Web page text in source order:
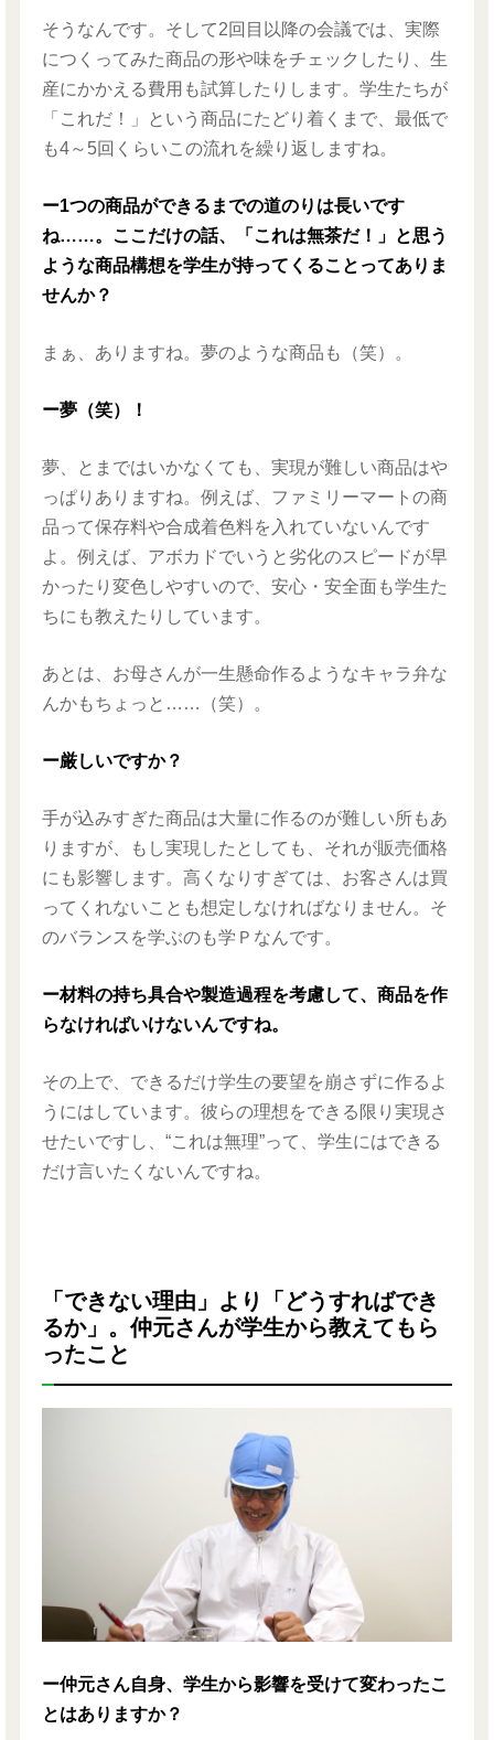
そうなんです。そして2回目以降の会議では、実際
につくってみた商品の形や味をチェックしたり、生
産にかかえる費用も試算したりします。学生たちが
「これだ！」という商品にたどり着くまで、最低で
も4～5回くらいこの流れを繰り返しますね。
ー1つの商品ができるまでの道のりは長いです
ね……。ここだけの話、「これは無茶だ！」と思う
ような商品構想を学生が持ってくることってありま
せんか？
まぁ、ありますね。夢のような商品も（笑）。
ー夢（笑）！
夢、とまではいかなくても、実現が難しい商品はや
っぱりありますね。例えば、ファミリーマートの商
品って保存料や合成着色料を入れていないんです
よ。例えば、アボカドでいうと劣化のスピードが早
かったり変色しやすいので、安心・安全面も学生た
ちにも教えたりしています。
あとは、お母さんが一生懸命作るようなキャラ弁な
んかもちょっと……（笑）。
ー厳しいですか？
手が込みすぎた商品は大量に作るのが難しい所もあ
りますが、もし実現したとしても、それが販売価格
にも影響します。高くなりすぎては、お客さんは買
ってくれないことも想定しなければなりません。そ
のバランスを学ぶのも学Ｐなんです。
ー材料の持ち具合や製造過程を考慮して、商品を作
らなければいけないんですね。
その上で、できるだけ学生の要望を崩さずに作るよ
うにはしています。彼らの理想をできる限り実現さ
せたいですし、“これは無理”って、学生にはできる
だけ言いたくないんですね。
「できない理由」より「どうすればでき
るか」。仲元さんが学生から教えてもら
ったこと
ー仲元さん自身、学生から影響を受けて変わったこ
とはありますか？